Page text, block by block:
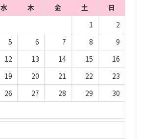
水 木 金 土
日
1
2
5 6 7 8
9
12 13 14 15
16
19 20 21 22
23
26 27 28 29
30